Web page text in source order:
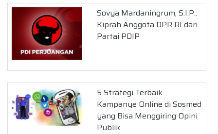
Sovya Mardaningrum, S.I.P.:
Kiprah Anggota DPR RI dari
Partai PDIP
5 Strategi Terbaik
Kampanye Online di Sosmed
yang Bisa Menggiring Opini
Publik